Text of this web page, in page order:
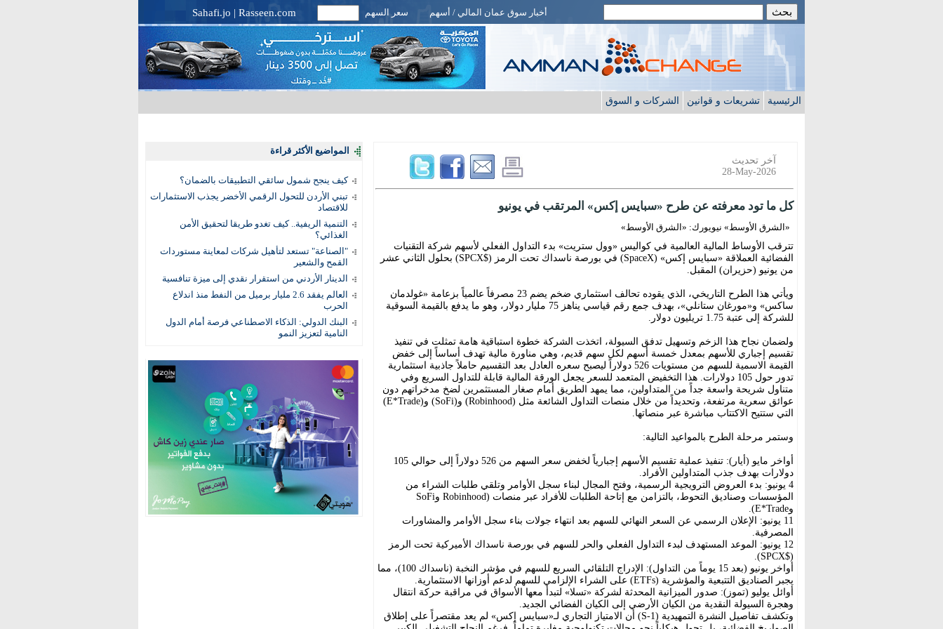
أخبار سوق عمان المالي / أسهم سعر السهم Sahafi.jo | Rasseen.com
الرئيسية تشريعات و قوانين الشركات و السوق
المواضيع الأكثر قراءة
كيف ينجح شمول سائقي التطبيقات بالضمان؟
تبني الأردن للتحول الرقمي الأخضر يجذب الاستثمارات
للاقتصاد
التنمية الريفية.. كيف تغدو طريقا لتحقيق الأمن
الغذائي؟
"الصناعة" تستعد لتأهيل شركات لمعاينة مستوردات
القمح والشعير
الدينار الأردني من استقرار نقدي إلى ميزة تنافسية
العالم يفقد 2.6 مليار برميل من النفط منذ اندلاع
الحرب
البنك الدولي: الذكاء الاصطناعي فرصة أمام الدول
النامية لتعزيز النمو
آخر تحديث
28-May-2026
كل ما تود معرفته عن طرح «سبايس إكس» المرتقب في يونيو
«الشرق الأوسط» نيويورك: «الشرق الأوسط»
تترقب الأوساط المالية العالمية في كواليس «وول ستريت» بدء التداول الفعلي لأسهم شركة التقنيات
الفضائية العملاقة «سبايس إكس» (SpaceX) في بورصة ناسداك تحت الرمز ($SPCX) بحلول الثاني عشر
من يونيو (حزيران) المقبل.
ويأتي هذا الطرح التاريخي، الذي يقوده تحالف استثماري ضخم يضم 23 مصرفاً عالمياً بزعامة «غولدمان
ساكس» و«مورغان ستانلي»، بهدف جمع رقم قياسي يناهز 75 مليار دولار، وهو ما يدفع بالقيمة السوقية
للشركة إلى عتبة 1.75 تريليون دولار.
ولضمان نجاح هذا الزخم وتسهيل تدفق السيولة، اتخذت الشركة خطوة استباقية هامة تمثلت في تنفيذ
تقسيم إجباري للأسهم بمعدل خمسة أسهم لكل سهم قديم، وهي مناورة مالية تهدف أساساً إلى خفض
القيمة الاسمية للسهم من مستويات 526 دولاراً ليصبح سعره العادل بعد التقسيم حاملاً جاذبية استثمارية
تدور حول 105 دولارات. هذا التخفيض المتعمد للسعر يجعل الورقة المالية قابلة للتداول السريع وفي
متناول شريحة واسعة جداً من المتداولين، مما يمهد الطريق أمام صغار المستثمرين لضخ مدخراتهم دون
عوائق سعرية مرتفعة، وتحديداً من خلال منصات التداول الشائعة مثل (Robinhood) و(SoFi) و(E*Trade)
التي ستتيح الاكتتاب مباشرة عبر منصاتها.
وستمر مرحلة الطرح بالمواعيد التالية:
أواخر مايو (أيار): تنفيذ عملية تقسيم الأسهم إجبارياً لخفض سعر السهم من 526 دولاراً إلى حوالي 105
دولارات بهدف جذب المتداولين الأفراد.
4 يونيو: بدء العروض الترويجية الرسمية، وفتح المجال لبناء سجل الأوامر وتلقي طلبات الشراء من
المؤسسات وصناديق التحوط، بالتزامن مع إتاحة الطلبات للأفراد عبر منصات (Robinhood وSoFi
وE*Trade).
11 يونيو: الإعلان الرسمي عن السعر النهائي للسهم بعد انتهاء جولات بناء سجل الأوامر والمشاورات
المصرفية.
12 يونيو: الموعد المستهدف لبدء التداول الفعلي والحر للسهم في بورصة ناسداك الأميركية تحت الرمز
($SPCX).
أواخر يونيو (بعد 15 يوماً من التداول): الإدراج التلقائي السريع للسهم في مؤشر النخبة (ناسداك 100)، مما
يجبر الصناديق التتبعية والمؤشرية (ETFs) على الشراء الإلزامي للسهم لدعم أوزانها الاستثمارية.
أوائل يوليو (تموز): صدور الميزانية المحدثة لشركة «تسلا» لتبدأ معها الأسواق في مراقبة حركة انتقال
وهجرة السيولة النقدية من الكيان الأرضي إلى الكيان الفضائي الجديد.
وتكشف تفاصيل النشرة التمهيدية (S-1) أن الامتياز التجاري لـ«سبايس إكس» لم يعد مقتصراً على إطلاق